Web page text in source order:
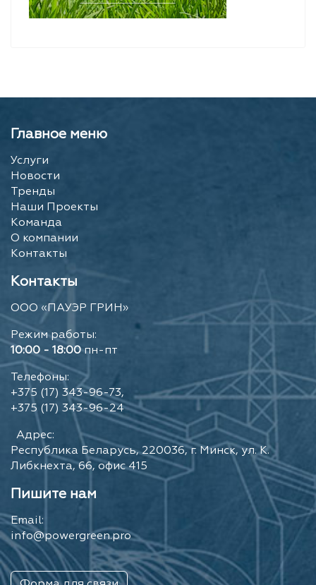
Главное меню
Услуги
Новости
Тренды
Наши Проекты
Команда
О компании
Контакты
Контакты
ООО «ПАУЭР ГРИН»
Режим работы:
10:00 - 18:00 пн-пт
Телефоны:
+375 (17) 343-96-73,
+375 (17) 343-96-24
Адрес:
Республика Беларусь, 220036, г. Минск, ул. К.
Либкнехта, 66, офис 415
Пишите нам
Email:
info@powergreen.pro